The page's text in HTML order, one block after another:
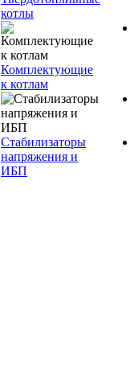
котлы
Комплектующие
к котлам
Стабилизаторы
напряжения и
ИБП